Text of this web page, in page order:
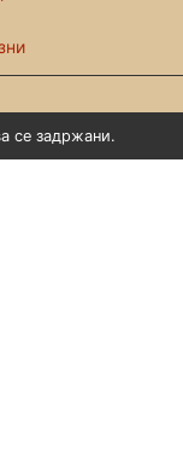
се задржани.